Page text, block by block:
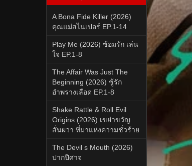
A Bona Fide Killer (2026)
คุณแม่สไนเปอร์ EP.1-14
Play Me (2026) ซ้อมรัก เล่น
ใจ EP.1-8
The Affair Was Just The
Beginning (2026) ชู้รัก
อำพรางเลือด EP.1-8
Shake Rattle & Roll Evil
Origins (2026) เขย่าขวัญ
สั่นผวา ที่มาแห่งความชั่วร้าย
The Devil s Mouth (2026)
ปากปีศาจ